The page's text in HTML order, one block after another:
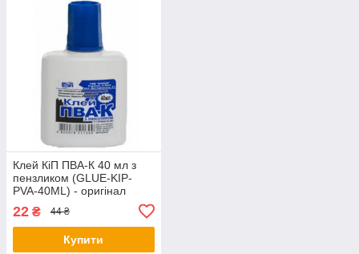
Клей КіП ПВА-К 40 мл з
пензликом (GLUE-KIP-
PVA-40ML) - оригінал
22 ₴ 44 ₴
Купити